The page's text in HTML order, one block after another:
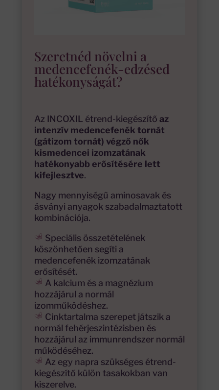
Szeretnéd növelni a
medencefenék-edzésed
hatékonyságát?
Az INCOXIL étrend-kiegészítő az
intenzív medencefenék tornát
(gátizom tornát) végző nők
kismedencei izomzatának
hatékonyabb erősítésére lett
kifejlesztve.
Nagy mennyiségű aminosavak és
ásványi anyagok szabadalmaztatott
kombinációja.
Speciális összetételének
köszönhetően segíti a
medencefenék izomzatának
erősítését.
A kalcium és a magnézium
hozzájárul a normál
izomműködéshez.
Cinktartalma szerepet játszik a
normál fehérjeszintézisben és
hozzájárul az immunrendszer normál
működéséhez.
Az egy napra szükséges étrend-
kiegészítő külön tasakokban van
kiszerelve.